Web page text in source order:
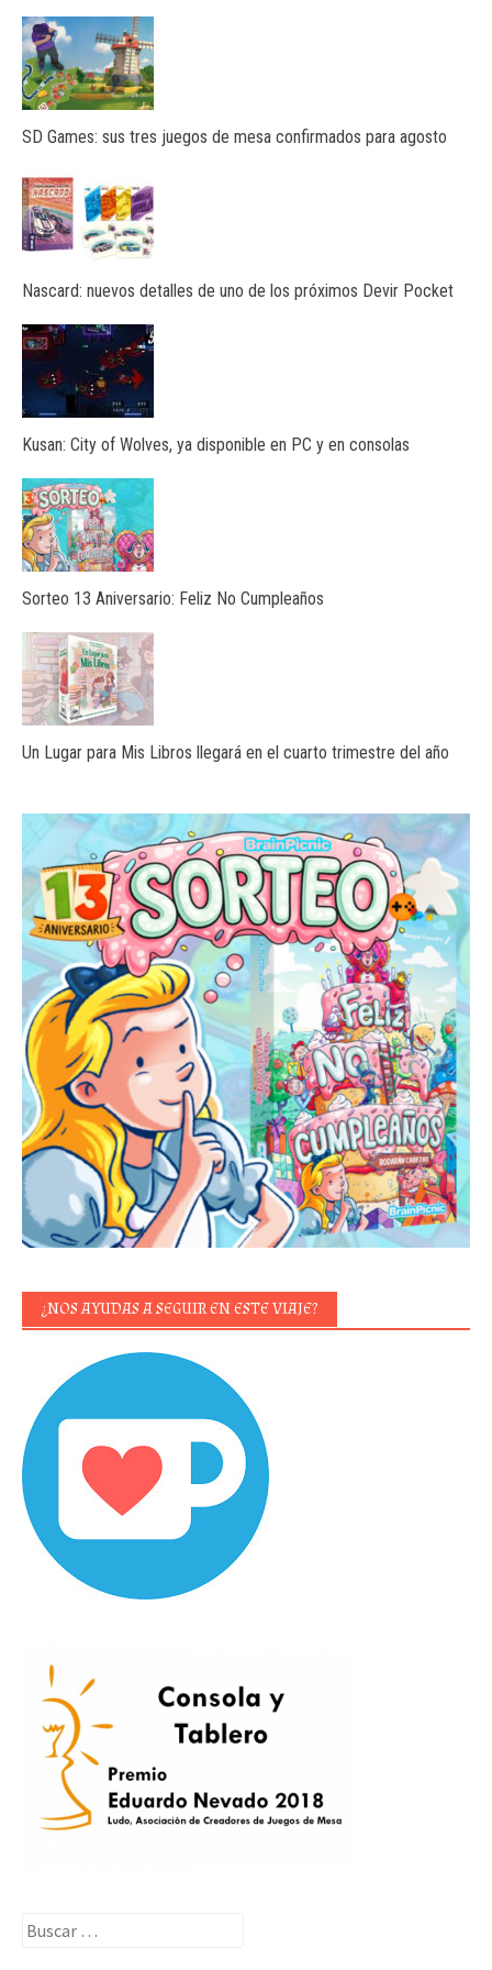
SD Games: sus tres juegos de mesa confirmados para agosto
Nascard: nuevos detalles de uno de los próximos Devir Pocket
Kusan: City of Wolves, ya disponible en PC y en consolas
Sorteo 13 Aniversario: Feliz No Cumpleaños
Un Lugar para Mis Libros llegará en el cuarto trimestre del año
¿NOS AYUDAS A SEGUIR EN ESTE VIAJE?
Buscar: